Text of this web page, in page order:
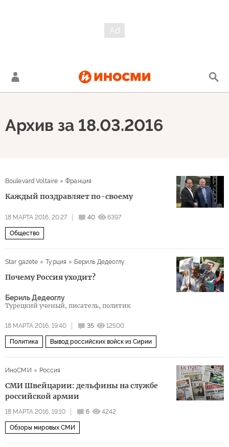
Архив за 18.03.2016
Boulevard Voltaire Франция
Каждый поздравляет по-своему
18 МАРТА 2016, 20:27 40 6397
Общество
Star gazete Турция Бериль Дедеоглу
Почему Россия уходит?
Бериль Дедеоглу
Турецкий ученый, писатель, политик
18 МАРТА 2016, 19:40 35 12500
Политика Вывод российских войск из Сирии
ИноСМИ Россия
СМИ Швейцарии: дельфины на службе
российской армии
18 МАРТА 2016, 19:10 6 4242
Обзоры мировых СМИ